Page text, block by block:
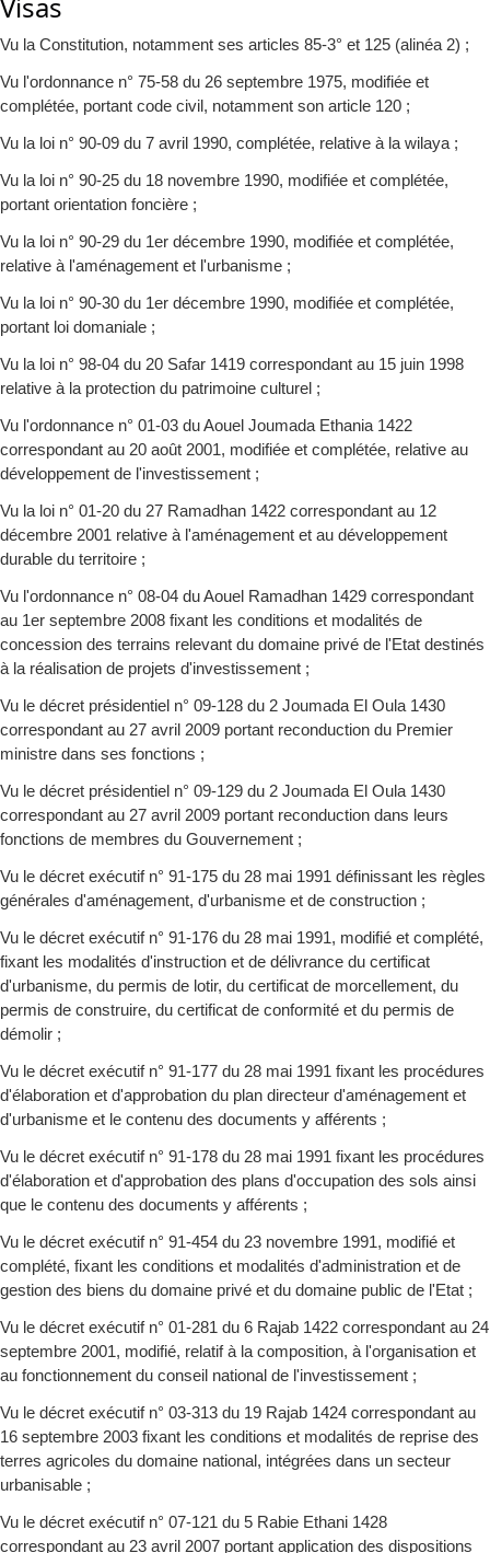
Vu la Constitution, notamment ses articles 85-3° et 125 (alinéa 2) ;
Vu l'ordonnance n° 75-58 du 26 septembre 1975, modifiée et
complétée, portant code civil, notamment son article 120 ;
Vu la loi n° 90-09 du 7 avril 1990, complétée, relative à la wilaya ;
Vu la loi n° 90-25 du 18 novembre 1990, modifiée et complétée,
portant orientation foncière ;
Vu la loi n° 90-29 du 1er décembre 1990, modifiée et complétée,
relative à l'aménagement et l'urbanisme ;
Vu la loi n° 90-30 du 1er décembre 1990, modifiée et complétée,
portant loi domaniale ;
Vu la loi n° 98-04 du 20 Safar 1419 correspondant au 15 juin 1998
relative à la protection du patrimoine culturel ;
Vu l'ordonnance n° 01-03 du Aouel Joumada Ethania 1422
correspondant au 20 août 2001, modifiée et complétée, relative au
développement de l'investissement ;
Vu la loi n° 01-20 du 27 Ramadhan 1422 correspondant au 12
décembre 2001 relative à l'aménagement et au développement
durable du territoire ;
Vu l'ordonnance n° 08-04 du Aouel Ramadhan 1429 correspondant
au 1er septembre 2008 fixant les conditions et modalités de
concession des terrains relevant du domaine privé de l'Etat destinés
à la réalisation de projets d'investissement ;
Vu le décret présidentiel n° 09-128 du 2 Joumada El Oula 1430
correspondant au 27 avril 2009 portant reconduction du Premier
ministre dans ses fonctions ;
Vu le décret présidentiel n° 09-129 du 2 Joumada El Oula 1430
correspondant au 27 avril 2009 portant reconduction dans leurs
fonctions de membres du Gouvernement ;
Vu le décret exécutif n° 91-175 du 28 mai 1991 définissant les règles
générales d'aménagement, d'urbanisme et de construction ;
Vu le décret exécutif n° 91-176 du 28 mai 1991, modifié et complété,
fixant les modalités d'instruction et de délivrance du certificat
d'urbanisme, du permis de lotir, du certificat de morcellement, du
permis de construire, du certificat de conformité et du permis de
démolir ;
Vu le décret exécutif n° 91-177 du 28 mai 1991 fixant les procédures
d'élaboration et d'approbation du plan directeur d'aménagement et
d'urbanisme et le contenu des documents y afférents ;
Vu le décret exécutif n° 91-178 du 28 mai 1991 fixant les procédures
d'élaboration et d'approbation des plans d'occupation des sols ainsi
que le contenu des documents y afférents ;
Vu le décret exécutif n° 91-454 du 23 novembre 1991, modifié et
complété, fixant les conditions et modalités d'administration et de
gestion des biens du domaine privé et du domaine public de l'Etat ;
Vu le décret exécutif n° 01-281 du 6 Rajab 1422 correspondant au 24
septembre 2001, modifié, relatif à la composition, à l'organisation et
au fonctionnement du conseil national de l'investissement ;
Vu le décret exécutif n° 03-313 du 19 Rajab 1424 correspondant au
16 septembre 2003 fixant les conditions et modalités de reprise des
terres agricoles du domaine national, intégrées dans un secteur
urbanisable ;
Vu le décret exécutif n° 07-121 du 5 Rabie Ethani 1428
correspondant au 23 avril 2007 portant application des dispositions